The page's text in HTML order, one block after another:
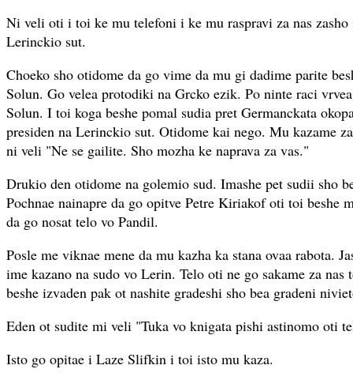
Ni veli oti i toi ke mu telefoni i ke mu raspravi za nas zasho
Lerinckio sut.
Choeko sho otidome da go vime da mu gi dadime parite
Solun. Go velea protodiki na Grcko ezik. Po ninte raci
Solun. I toi koga beshe pomal sudia pret Germanckata
presiden na Lerinckio sut. Otidome kai nego. Mu kazame
ni veli "Ne se gailite. Sho mozha ke naprava za vas."
Drukio den otidome na golemio sud. Imashe pet sudii sho
Pochnae nainapre da go opitve Petre Kiriakof oti toi beshe
da go nosat telo vo Pandil.
Posle me viknae mene da mu kazha ka stana ovaa rabota.
ime kazano na sudo vo Lerin. Telo oti ne go sakame za
beshe izvaden pak ot nashite gradeshi sho bea gradeni
Eden ot sudite mi veli "Tuka vo knigata pishi astinomo oti
Isto go opitae i Laze Slifkin i toi isto mu kaza.